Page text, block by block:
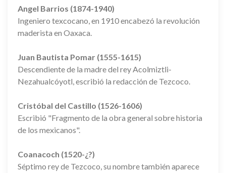
Angel Barrios (1874-1940)
Ingeniero texcocano, en 1910 encabezó la revolución
maderista en Oaxaca.
Juan Bautista Pomar (1555-1615)
Descendiente de la madre del rey Acolmiztli-
Nezahualcóyotl, escribió la redacción de Tezcoco.
Cristóbal del Castillo (1526-1606)
Escribió "Fragmento de la obra general sobre historia
de los mexicanos".
Coanacoch (1520-¿?)
Séptimo rey de Tezcoco, su nombre también aparece